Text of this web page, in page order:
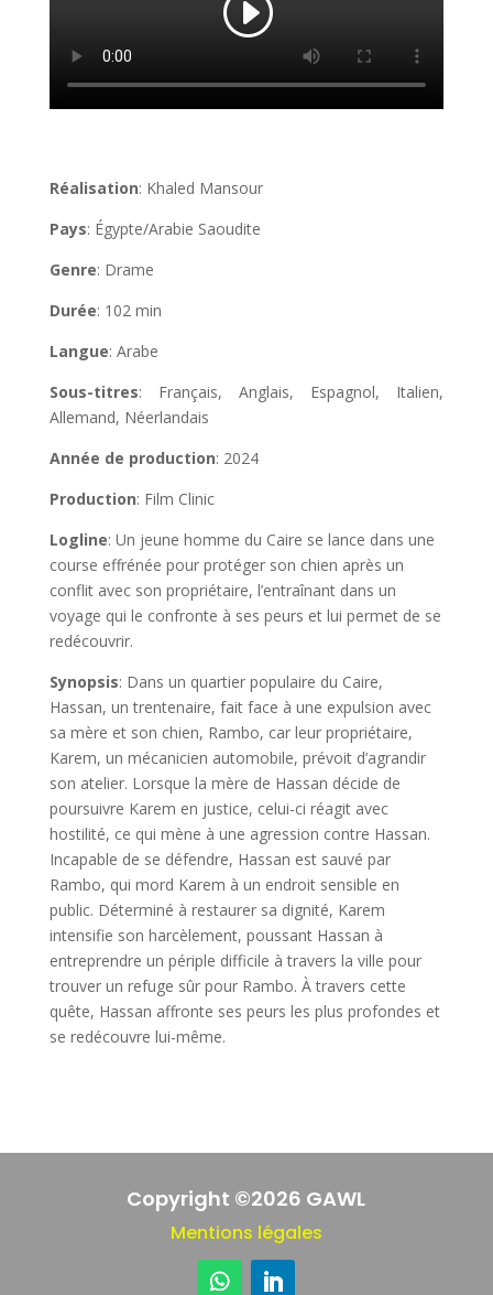
Réalisation: Khaled Mansour
Pays: Égypte/Arabie Saoudite
Genre: Drame
Durée: 102 min
Langue: Arabe
Sous-titres: Français, Anglais, Espagnol, Italien,
Allemand, Néerlandais
Année de production: 2024
Production: Film Clinic
Logline: Un jeune homme du Caire se lance dans une
course effrénée pour protéger son chien après un
conflit avec son propriétaire, l’entraînant dans un
voyage qui le confronte à ses peurs et lui permet de se
redécouvrir.
Synopsis: Dans un quartier populaire du Caire,
Hassan, un trentenaire, fait face à une expulsion avec
sa mère et son chien, Rambo, car leur propriétaire,
Karem, un mécanicien automobile, prévoit d’agrandir
son atelier. Lorsque la mère de Hassan décide de
poursuivre Karem en justice, celui-ci réagit avec
hostilité, ce qui mène à une agression contre Hassan.
Incapable de se défendre, Hassan est sauvé par
Rambo, qui mord Karem à un endroit sensible en
public. Déterminé à restaurer sa dignité, Karem
intensifie son harcèlement, poussant Hassan à
entreprendre un périple difficile à travers la ville pour
trouver un refuge sûr pour Rambo. À travers cette
quête, Hassan affronte ses peurs les plus profondes et
se redécouvre lui-même.
Copyright ©2026 GAWL
Mentions légales